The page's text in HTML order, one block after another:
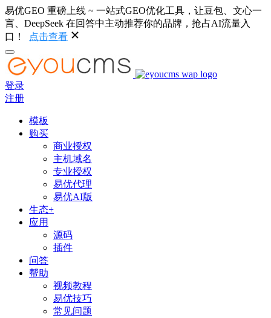
易优GEO 重磅上线 ~ 一站式GEO优化工具，让豆包、文心一
言、DeepSeek 在回答中主动推荐你的品牌，抢占AI流量入
口！
点击查看
登录
注册
模板
购买
商业授权
主机域名
专业授权
易优代理
易优AI版
生态+
应用
源码
插件
问答
帮助
视频教程
易优技巧
常见问题